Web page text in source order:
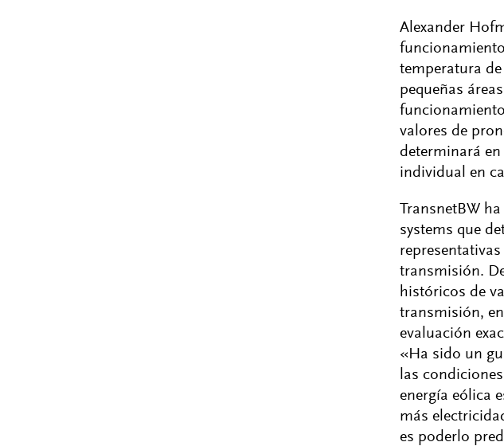
Alexander
temperatura
pequeñas
valores de
determinará
individual en
TransnetBW
systems que
transmisión.
históricos de
transmisión,
evaluación
«Ha sido un
las
energía eólica
más
es poderlo